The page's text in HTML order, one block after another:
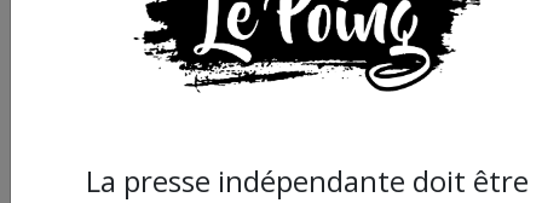
La presse indépendante doit être